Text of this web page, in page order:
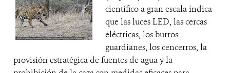
científico a gran escala indica
que las luces LED, las cercas
eléctricas, los burros
guardianes, los cencerros, la
provisión estratégica de fuentes de agua y la